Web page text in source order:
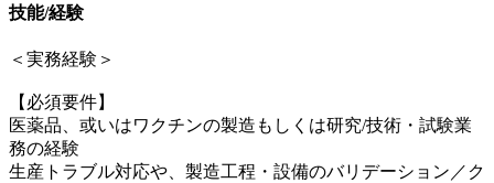
技能/経験
＜実務経験＞
【必須要件】
医薬品、或いはワクチンの製造もしくは研究/技術・試験業
務の経験
生産トラブル対応や、製造工程・設備のバリデーション／ク